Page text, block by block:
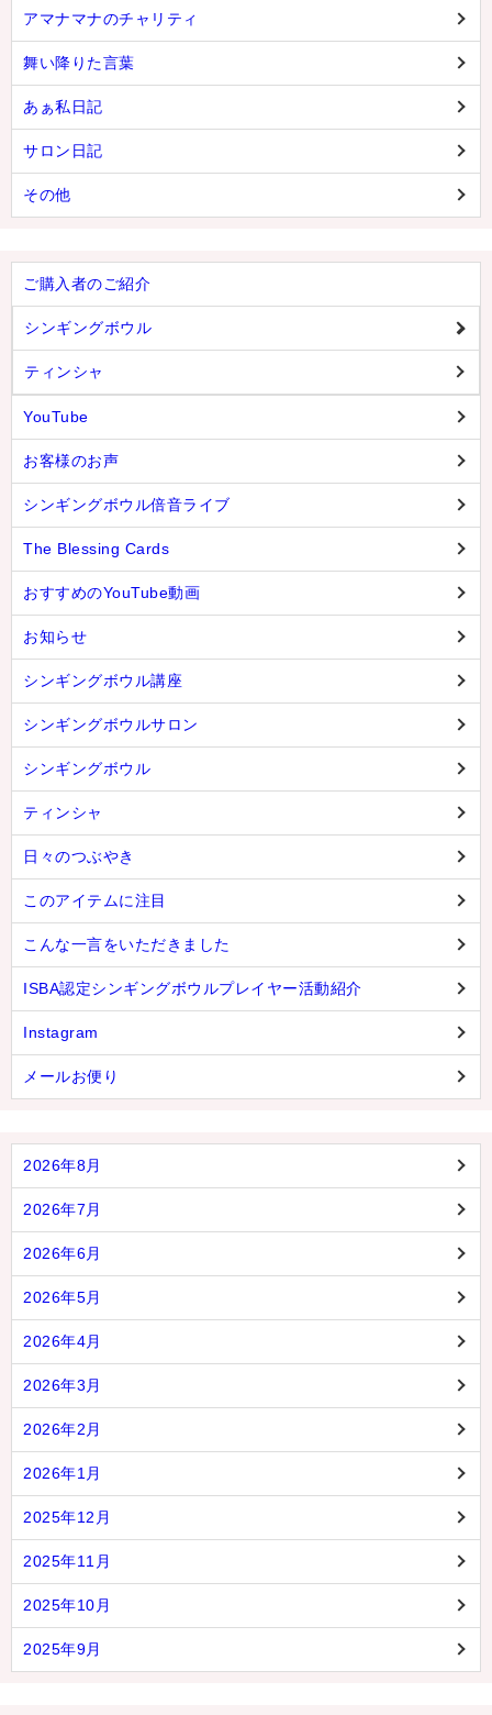
アマナマナのチャリティ
舞い降りた言葉
あぁ私日記
サロン日記
その他
ご購入者のご紹介
シンギングボウル
ティンシャ
YouTube
お客様のお声
シンギングボウル倍音ライブ
The Blessing Cards
おすすめのYouTube動画
お知らせ
シンギングボウル講座
シンギングボウルサロン
シンギングボウル
ティンシャ
日々のつぶやき
このアイテムに注目
こんな一言をいただきました
ISBA認定シンギングボウルプレイヤー活動紹介
Instagram
メールお便り
2026年8月
2026年7月
2026年6月
2026年5月
2026年4月
2026年3月
2026年2月
2026年1月
2025年12月
2025年11月
2025年10月
2025年9月